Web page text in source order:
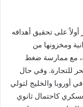
على تحقيق أهدافه
ومخزونها من
مع ممارسة ضغط
للتجارة. وفي حال
أوروبا والخليج لتولي
كاحتمال ثانوي